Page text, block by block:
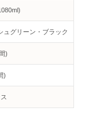
ュグリーン・ブラック
)
)